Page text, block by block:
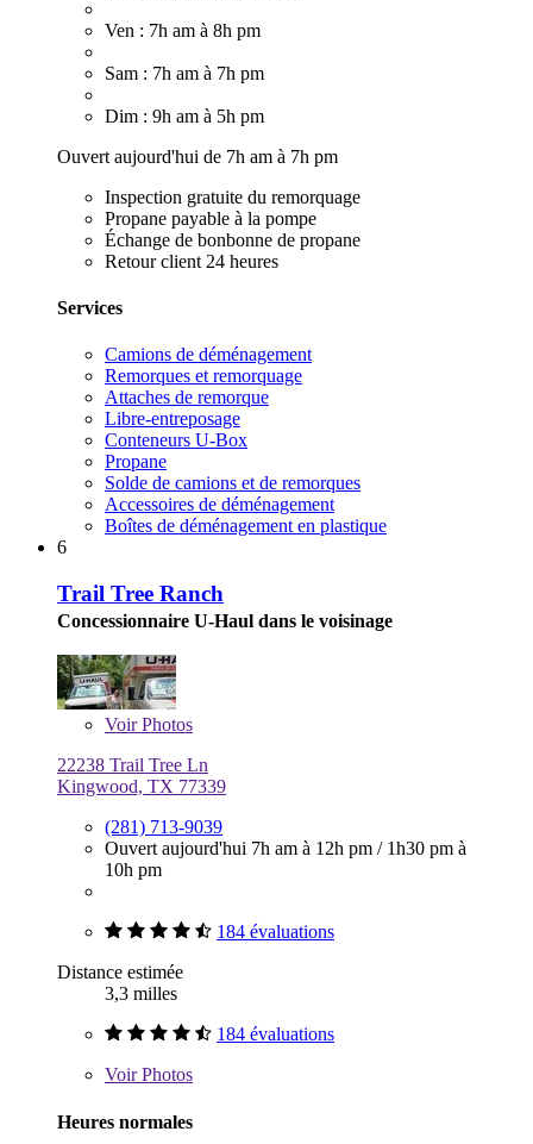
Ven : 7h am à 8h pm
Sam : 7h am à 7h pm
Dim : 9h am à 5h pm
Ouvert aujourd'hui de 7h am à 7h pm
Inspection gratuite du remorquage
Propane payable à la pompe
Échange de bonbonne de propane
Retour client 24 heures
Services
Camions de déménagement
Remorques et remorquage
Attaches de remorque
Libre-entreposage
Conteneurs U-Box
Propane
Solde de camions et de remorques
Accessoires de déménagement
Boîtes de déménagement en plastique
6
Trail Tree Ranch
Concessionnaire U-Haul dans le voisinage
VoirPhotos
22238 Trail Tree Ln
Kingwood, TX 77339
(281) 713-9039
Ouvert aujourd'hui 7h am à 12h pm / 1h30 pm à
10h pm
184 évaluations
Distance estimée
3,3 milles
184 évaluations
VoirPhotos
Heures normales